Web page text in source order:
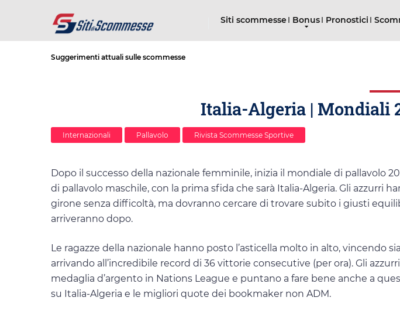
Siti scommesse Bonus Pronostici
Suggerimenti attuali sulle scommesse
Italia-Algeria | Mondiali
Internazionali Pallavolo Rivista Scommesse Sportive
Dopo il successo della nazionale femminile, inizia il mondiale di pallavolo
di pallavolo maschile, con la prima sfida che sarà Italia-Algeria. Gli azzurri
girone senza difficoltà, ma dovranno cercare di trovare subito i giusti
arriveranno dopo.
Le ragazze della nazionale hanno posto l’asticella molto in alto, vincendo
arrivando all’incredibile record di 36 vittorie consecutive (per ora). Gli
medaglia d’argento in Nations League e puntano a fare bene anche a
su Italia-Algeria e le migliori quote dei bookmaker non ADM.